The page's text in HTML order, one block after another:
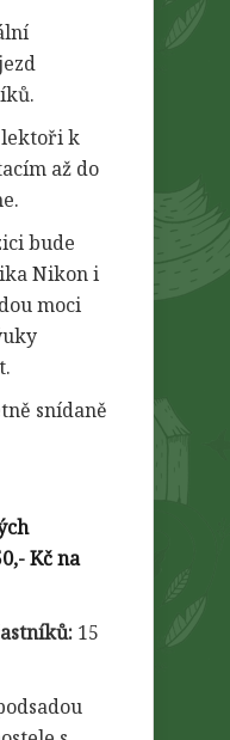
lektoři k
až do
bude
Nikon i
moci
snídaně
Kč na
15